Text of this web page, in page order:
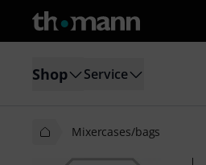
Shop Service
Mixercases/bags